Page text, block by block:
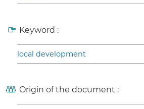
Keyword :
local development
Origin of the document :